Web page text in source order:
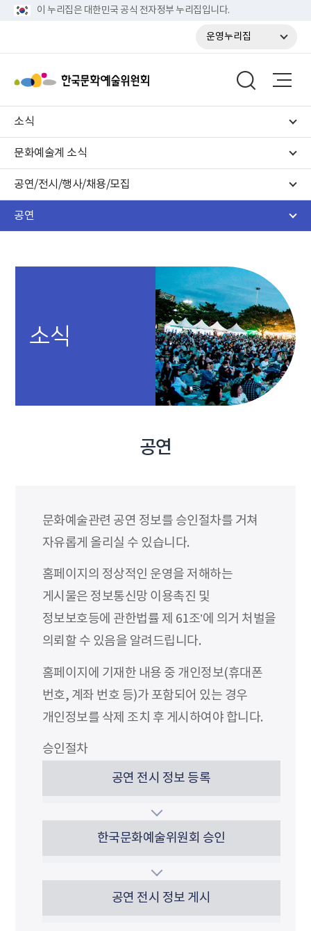
이 누리집은 대한민국 공식 전자정부 누리집입니다.
운영누리집
소식
문화예술계 소식
공연/전시/행사/채용/모집
공연
소식
공연
문화예술관련 공연 정보를 승인절차를 거쳐
자유롭게 올리실 수 있습니다.
홈페이지의 정상적인 운영을 저해하는
게시물은 정보통신망 이용촉진 및
정보보호등에 관한법률 제 61조’에 의거 처벌을
의뢰할 수 있음을 알려드립니다.
홈페이지에 기재한 내용 중 개인정보(휴대폰
번호, 계좌 번호 등)가 포함되어 있는 경우
개인정보를 삭제 조치 후 게시하여야 합니다.
승인절차
공연 전시 정보 등록
한국문화예술위원회 승인
공연 전시 정보 게시